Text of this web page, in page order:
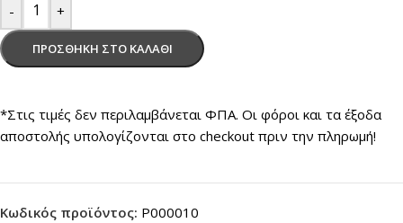
- +
ΠΡΟΣΘΉΚΗ ΣΤΟ ΚΑΛΆΘΙ
*Στις τιμές δεν περιλαμβάνεται ΦΠΑ. Οι φόροι και τα έξοδα
αποστολής υπολογίζονται στο checkout πριν την πληρωμή!
Κωδικός προϊόντος: P000010